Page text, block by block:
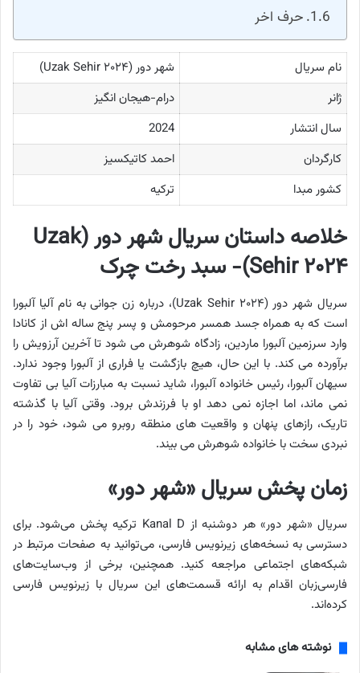
حرف اخر
نام سریال
شهر دور (Uzak Sehir ۲۰۲۴)
ژانر
درام-هیجان انگیز
سال انتشار
2024
کارگردان
احمد کاتیکسیز
کشور مبدا
ترکیه
خلاصه داستان سریال شهر دور (Uzak
Sehir ۲۰۲۴)- سبد رخت چرک
سریال شهر دور (Uzak Sehir ۲۰۲۴)، درباره زن جوانی به نام آلیا آلبورا
است که به همراه جسد همسر مرحومش و پسر پنج ساله اش از کانادا
وارد سرزمین آلبورا ماردین، زادگاه شوهرش می شود تا آخرین آرزویش را
برآورده می کند. با این حال، هیچ بازگشت یا فراری از آلبورا وجود ندارد.
سیهان آلبورا، رئیس خانواده آلبورا، شاید نسبت به مبارزات آلیا بی تفاوت
نمی ماند، اما اجازه نمی دهد او با فرزندش برود. وقتی آلیا با گذشته
تاریک، رازهای پنهان و واقعیت های منطقه روبرو می شود، خود را در
نبردی سخت با خانواده شوهرش می بیند.
زمان پخش سریال «شهر دور»
سریال «شهر دور» هر دوشنبه از Kanal D ترکیه پخش می‌شود. برای
دسترسی به نسخه‌های زیرنویس فارسی، می‌توانید به صفحات مرتبط در
شبکه‌های اجتماعی مراجعه کنید. همچنین، برخی از وب‌سایت‌های
فارسی‌زبان اقدام به ارائه قسمت‌های این سریال با زیرنویس فارسی
کرده‌اند.
نوشته های مشابه